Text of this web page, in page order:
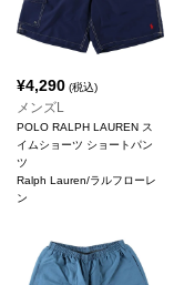
¥4,290 (税込)
メンズL
POLO RALPH LAUREN ス
イムショーツ ショートパン
ツ
Ralph Lauren/ラルフローレ
ン